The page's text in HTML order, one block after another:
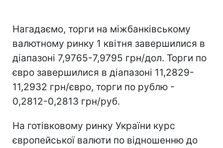
Нагадаємо, торги на міжбанківському
валютному ринку 1 квітня завершилися в
діапазоні 7,9765-7,9795 грн/дол. Торги по
євро завершилися в діапазоні 11,2829-
11,2932 грн/євро, торги по рублю -
0,2812-0,2813 грн/руб.
На готівковому ринку України курс
європейської валюти по відношенню до